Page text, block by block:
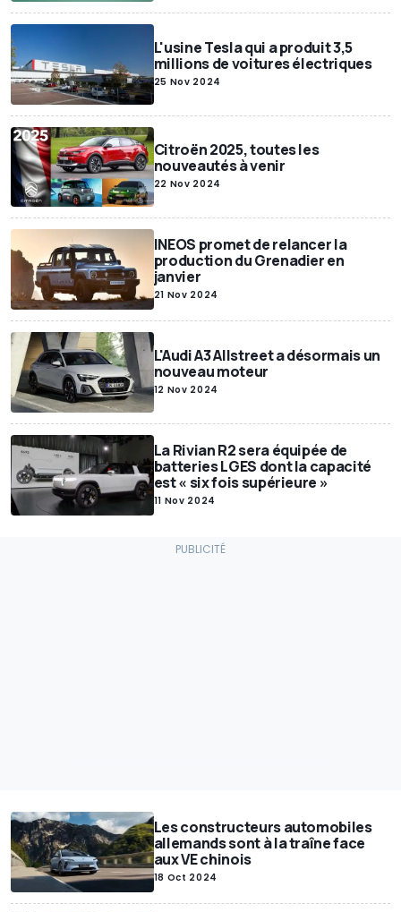
L'usine Tesla qui a produit 3,5
millions de voitures électriques
25 Nov 2024
Citroën 2025, toutes les
nouveautés à venir
22 Nov 2024
INEOS promet de relancer la
production du Grenadier en
janvier
21 Nov 2024
L'Audi A3 Allstreet a désormais un
nouveau moteur
12 Nov 2024
La Rivian R2 sera équipée de
batteries LGES dont la capacité
est « six fois supérieure »
11 Nov 2024
Les constructeurs automobiles
allemands sont à la traîne face
aux VE chinois
18 Oct 2024